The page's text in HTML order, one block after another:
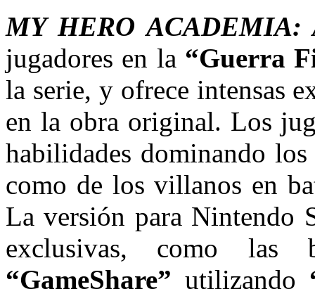
MY HERO ACADEMIA:
jugadores en la “Guerra
la serie, y ofrece intensas
en la obra original. Los
habilidades dominando
como de los villanos en
La versión para Nintendo
exclusivas, como las
“GameShare” utilizando